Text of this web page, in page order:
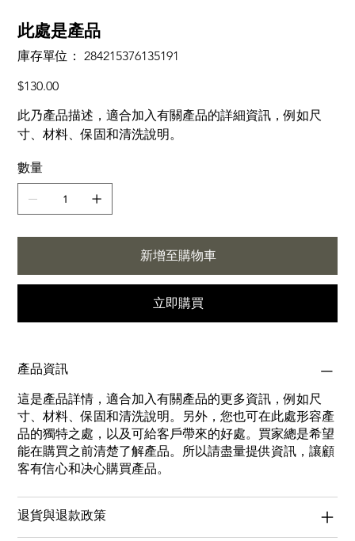
此處是產品
庫存單位：
SKU
284215376135191
284215376135191
價
格
$130.00
此乃產品描述，適合加入有關產品的詳細資訊，例如尺
寸、材料、保固和清洗說明。
數量
新增至購物車
立即購買
產品資訊
這是產品詳情，適合加入有關產品的更多資訊，例如尺
寸、材料、保固和清洗說明。另外，您也可在此處形容產
品的獨特之處，以及可給客戶帶來的好處。買家總是希望
能在購買之前清楚了解產品。所以請盡量提供資訊，讓顧
客有信心和决心購買產品。
退貨與退款政策